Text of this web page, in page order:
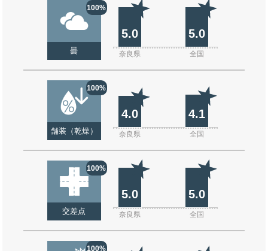
100%
曇
5.0 5.0
奈良県 全国
100%
舗装（乾燥）
4.0 4.1
奈良県 全国
100%
交差点
5.0 5.0
奈良県 全国
100%